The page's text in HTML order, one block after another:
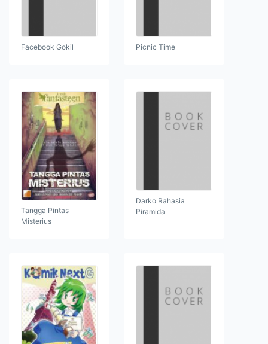
Facebook Gokil Picnic Time
Tangga Pintas
Misterius
Darko Rahasia
Piramida